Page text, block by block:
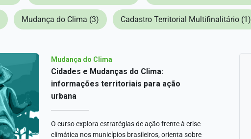
Mudança do Clima (3) Cadastro Territorial Multifinalitário (1)
Mudança do Clima
Cidades e Mudanças do Clima:
informações territoriais para ação
urbana
O curso explora estratégias de ação frente à crise
climática nos municípios brasileiros, orienta sobre